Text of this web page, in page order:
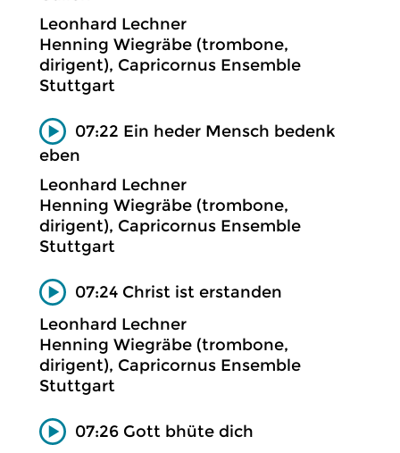
Leonhard Lechner
Henning Wiegräbe (trombone,
dirigent), Capricornus Ensemble
Stuttgart
07:22 Ein heder Mensch bedenk
eben
Leonhard Lechner
Henning Wiegräbe (trombone,
dirigent), Capricornus Ensemble
Stuttgart
07:24 Christ ist erstanden
Leonhard Lechner
Henning Wiegräbe (trombone,
dirigent), Capricornus Ensemble
Stuttgart
07:26 Gott bhüte dich